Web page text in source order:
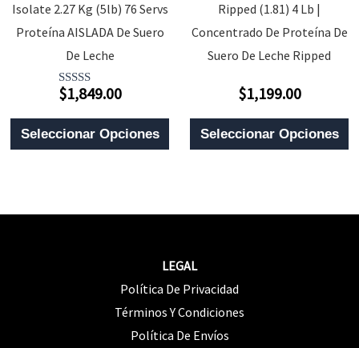
Producto
Isolate 2.27 Kg (5lb) 76 Servs
Proteína AISLADA De Suero
De Leche
Valorado
5.00
De 5
$1,849.00
Seleccionar Opciones
Este
Producto
Opciones
Se
Pueden
Ripped (1.81) 4 Lb |
Concentrado De Proteína De
Suero De Leche Ripped
Valorado
Con
0
De
5
$1,199.00
Seleccionar Opciones
LEGAL
Política De Privacidad
Términos Y Condiciones
Política De Envíos